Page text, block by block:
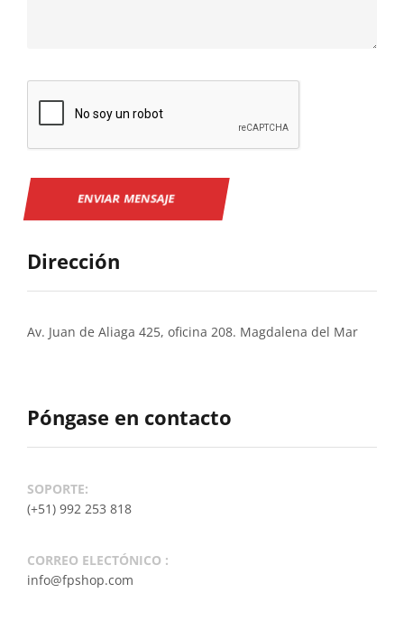
Dirección
Av. Juan de Aliaga 425, oficina 208. Magdalena del Mar
Póngase en contacto
SOPORTE:
(+51) 992 253 818
CORREO ELECTÓNICO :
info@fpshop.com